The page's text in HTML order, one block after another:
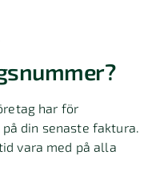
har för
din senaste faktura.
vara med på alla